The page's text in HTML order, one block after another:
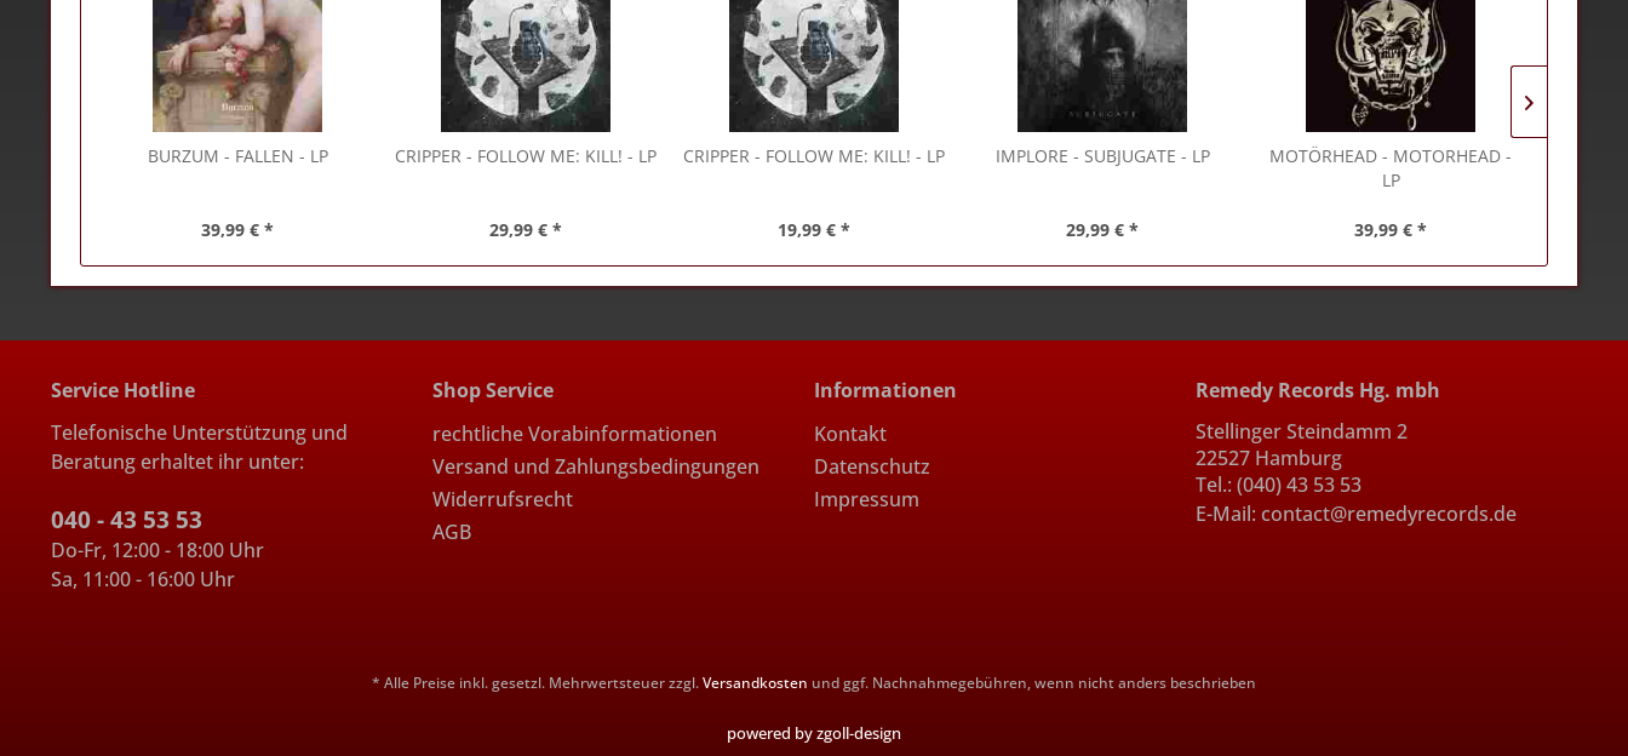
BURZUM - FALLEN - LP
39,99 € *
CRIPPER - FOLLOW ME: KILL! - LP
29,99 € *
CRIPPER - FOLLOW ME: KILL! - LP
19,99 € *
IMPLORE - SUBJUGATE - LP
29,99 € *
MOTÖRHEAD - MOTORHEAD -
LP
39,99 € *
Service Hotline
Telefonische Unterstützung und
Beratung erhaltet ihr unter:
040 - 43 53 53
Do-Fr, 12:00 - 18:00 Uhr
Sa, 11:00 - 16:00 Uhr
Shop Service
rechtliche Vorabinformationen
Versand und Zahlungsbedingungen
Widerrufsrecht
AGB
Informationen
Kontakt
Datenschutz
Impressum
Remedy Records Hg. mbh
Stellinger Steindamm 2
22527 Hamburg
Tel.: (040) 43 53 53
E-Mail: contact@remedyrecords.de
* Alle Preise inkl. gesetzl. Mehrwertsteuer zzgl.Versandkosten und ggf. Nachnahmegebühren, wenn nicht anders beschrieben
powered by zgoll-design